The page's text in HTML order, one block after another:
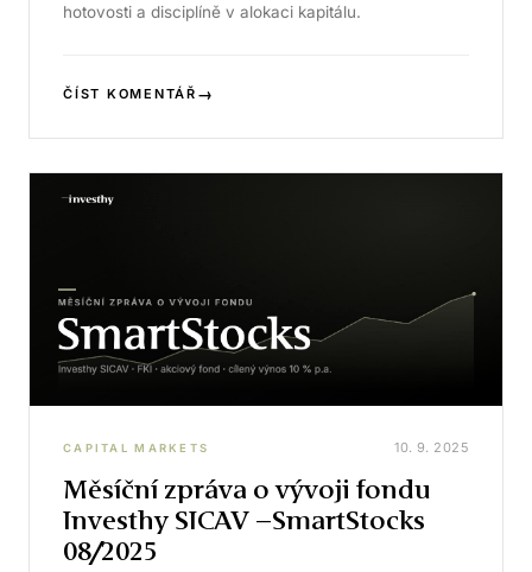
hotovosti a disciplíně v alokaci kapitálu.
ČÍST KOMENTÁŘ →
CAPITAL MARKETS 10. 9. 2025
Měsíční zpráva o vývoji fondu
Investhy SICAV –SmartStocks
08/2025